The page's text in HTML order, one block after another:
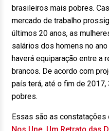
brasileiros mais pobres.
mercado de trabalho
últimos 20 anos, as
salários dos homens no
haverá equiparação entre a
brancos. De acordo com
país terá, até o fim de
pobres.
Essas são as constatações